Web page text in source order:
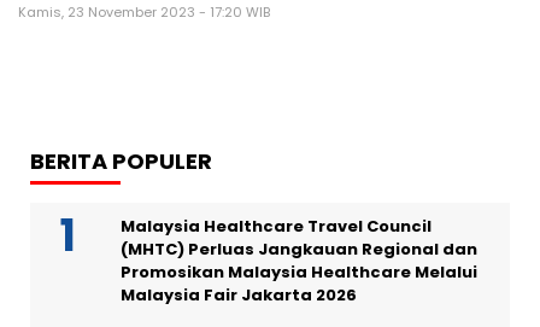
Kamis, 23 November 2023 - 17:20 WIB
BERITA POPULER
Malaysia Healthcare Travel Council
(MHTC) Perluas Jangkauan Regional dan
Promosikan Malaysia Healthcare Melalui
Malaysia Fair Jakarta 2026